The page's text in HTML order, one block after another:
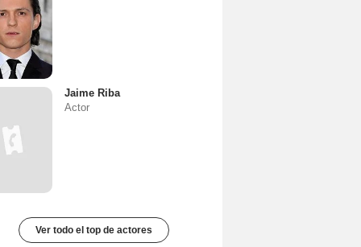
Jaime Riba
Actor
Ver todo el top de actores